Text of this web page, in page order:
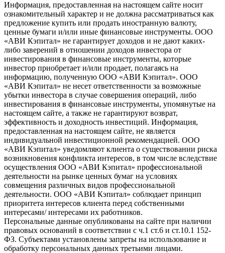
Информация, предоставленная на настоящем сайте носит
ознакомительный характер и не должна рассматриваться как
предложение купить или продать иностранную валюту,
ценные бумаги и/или иные финансовые инструменты. ООО
«АВИ Кэпитал» не гарантирует доходов и не дают каких-
либо заверений в отношении доходов инвестора от
инвестирования в финансовые инструменты, которые
инвестор приобретает и/или продает, полагаясь на
информацию, полученную ООО «АВИ Кэпитал». ООО
«АВИ Кэпитал» не несет ответственности за возможные
убытки инвестора в случае совершения операций, либо
инвестирования в финансовые инструменты, упомянутые на
настоящем сайте, а также не гарантируют возврат,
эффективность и доходность инвестиций. Информация,
предоставленная на настоящем сайте, не является
индивидуальной инвестиционной рекомендацией. ООО
«АВИ Кэпитал» уведомляют клиента о существовании риска
возникновения конфликта интересов, в том числе вследствие
осуществления ООО «АВИ Кэпитал» профессиональной
деятельности на рынке ценных бумаг на условиях
совмещения различных видов профессиональной
деятельности. ООО «АВИ Кэпитал» соблюдает принцип
приоритета интересов клиента перед собственными
интересами/ интересами их работников.
Персональные данные опубликованы на сайте при наличии
правовых оснований в соответствии с ч.1 ст.6 и ст.10.1 152-
ФЗ. Субъектами установлены запреты на использование и
обработку персональных данных третьими лицами.